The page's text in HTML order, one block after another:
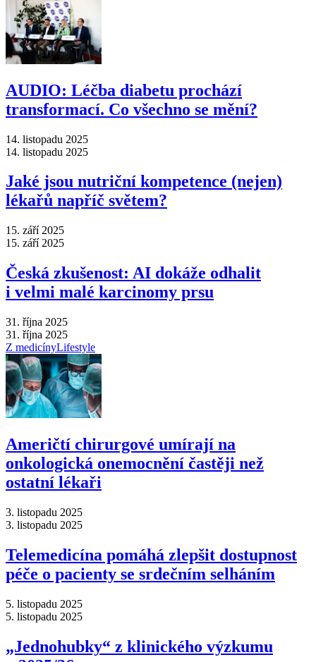
AUDIO: Léčba diabetu prochází
transformací. Co všechno se mění?
14. listopadu 2025
14. listopadu 2025
Jaké jsou nutriční kompetence (nejen)
lékařů napříč světem?
15. září 2025
15. září 2025
Česká zkušenost: AI dokáže odhalit
i velmi malé karcinomy prsu
31. října 2025
31. října 2025
Z medicínyLifestyle
Američtí chirurgové umírají na
onkologická onemocnění častěji než
ostatní lékaři
3. listopadu 2025
3. listopadu 2025
Telemedicína pomáhá zlepšit dostupnost
péče o pacienty se srdečním selháním
5. listopadu 2025
5. listopadu 2025
„Jednohubky“ z klinického výzkumu